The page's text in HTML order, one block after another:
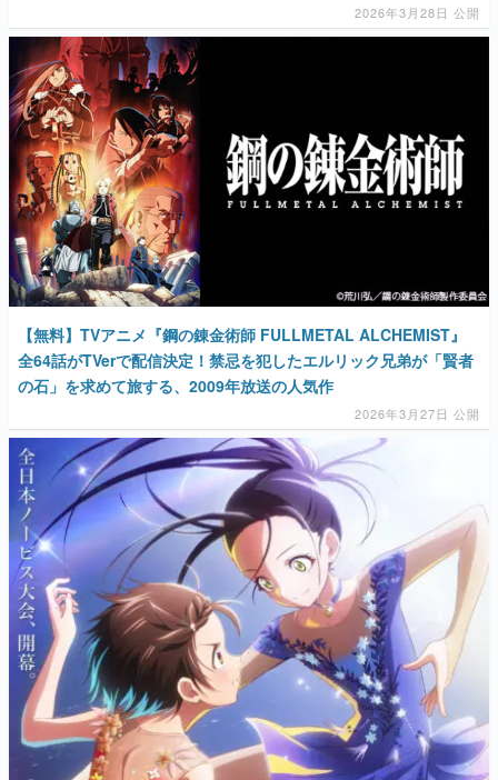
2026年3月28日 公開
【無料】TVアニメ『鋼の錬金術師 FULLMETAL ALCHEMIST』
全64話がTVerで配信決定！禁忌を犯したエルリック兄弟が「賢者
の石」を求めて旅する、2009年放送の人気作
2026年3月27日 公開